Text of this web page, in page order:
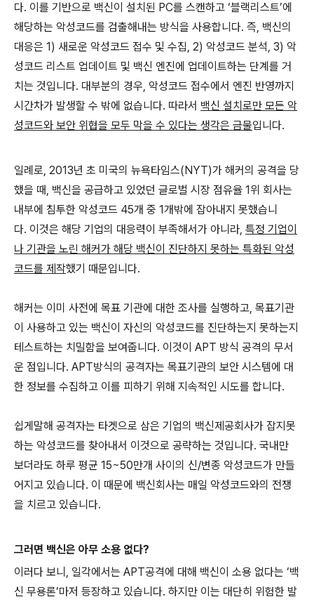
다. 이를 기반으로 백신이 설치된 PC를 스캔하고 ‘블랙리스트’에
해당하는 악성코드를 검출해내는 방식을 사용합니다. 즉, 백신의
대응은 1) 새로운 악성코드 접수 및 수집, 2) 악성코드 분석, 3) 악
성코드 리스트 업데이트 및 백신 엔진에 업데이트하는 단계를 거
치는 것입니다. 대부분의 경우, 악성코드 접수에서 엔진 반영까지
시간차가 발생할 수 밖에 없습니다. 따라서 백신 설치로만 모든 악
성코드와 보안 위협을 모두 막을 수 있다는 생각은 금물입니다.
일례로, 2013년 초 미국의 뉴욕타임스(NYT)가 해커의 공격을 당
했을 때, 백신을 공급하고 있었던 글로벌 시장 점유율 1위 회사는
내부에 침투한 악성코드 45개 중 1개밖에 잡아내지 못했습니
다. 이것은 해당 기업의 대응력이 부족해서가 아니라, 특정 기업이
나 기관을 노린 해커가 해당 백신이 진단하지 못하는 특화된 악성
코드를 제작했기 때문입니다.
해커는 이미 사전에 목표 기관에 대한 조사를 실행하고, 목표기관
이 사용하고 있는 백신이 자신의 악성코드를 진단하는지 못하는지
테스트하는 치밀함을 보여줍니다. 이것이 APT 방식 공격의 무서
운 점입니다. APT방식의 공격자는 목표기관의 보안 시스템에 대
한 정보를 수집하고 이를 피하기 위해 지속적인 시도를 합니다.
쉽게말해 공격자는 타겟으로 삼은 기업의 백신제공회사가 잡지못
하는 악성코드를 찾아내서 이것으로 공략하는 것입니다. 국내만
보더라도 하루 평균 15~50만개 사이의 신/변종 악성코드가 만들
어지고 있습니다. 이 때문에 백신회사는 매일 악성코드와의 전쟁
을 치르고 있습니다.
그러면 백신은 아무 소용 없다?
이러다 보니 , 일각에서는 APT공격에 대해 백신이 소용 없다는 ‘백
신 무용론’마저 등장하고 있습니다. 하지만 이는 대단히 위험한 발